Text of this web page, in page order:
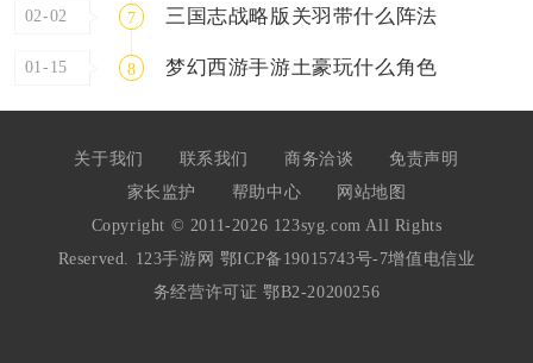
02-02 7 三国志战略版关羽带什么阵法
01-15 8 梦幻西游手游土豪玩什么角色
关于我们 联系我们 商务洽谈
免责声明
家长监护
帮助中心
网站地图
Copyright © 2011-2026 123syg.com All Rights
Reserved. 123手游网 鄂ICP备19015743号-7增值电信业
务经营许可证 鄂B2-20200256